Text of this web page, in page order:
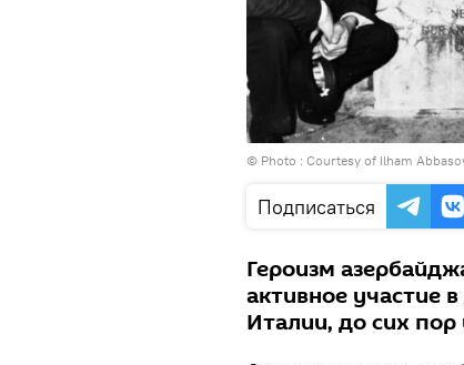
© Photo : Courtesy of Ilham
Подписаться
Героизм
активное участие
Италии, до сих пор